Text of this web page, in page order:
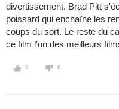
divertissement. Brad Pitt
poissard qui enchaîne les
coups du sort. Le reste du
ce film l'un des meilleurs
2 0